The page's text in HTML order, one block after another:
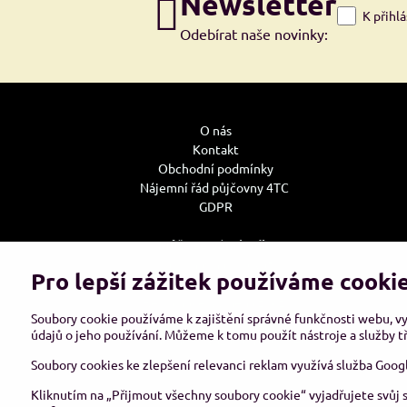
Odebírat naše novinky:
K
O nás
Kontakt
Obchodní podmínky
Nájemní řád půjčovny 4TC
GDPR
Může se Vám hodit:
Doprava
Tabulky velikostí oděvů bot a rukavic
Tabulky nosností vázacích prostředků
Pro lepší zážitek používáme
Soubory cookie používáme k zajištění správné funkčnosti webu,
údajů o jeho používání. Můžeme k tomu použít nástroje a služby
Soubory cookies ke zlepšení relevanci reklam využívá služba
Kliknutím na „Přijmout všechny soubory cookie“ vyjadřujete